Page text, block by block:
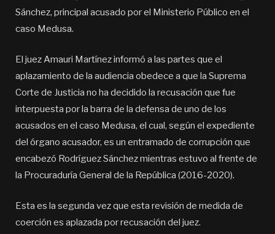
Sánchez, principal acusado por el Ministerio Público en el
caso Medusa.
El juez Amauri Martínez informó a las partes que el
aplazamiento de la audiencia obedece a que la Suprema
Corte de Justicia no ha decidido la recusación que fue
interpuesta por la barra de la defensa de uno de los
acusados en el caso Medusa, el cual, según el expediente
del órgano acusador, es un entramado de corrupción que
encabezó Rodríguez Sánchez mientras estuvo al frente de
la Procuraduría General de la República (2016-2020).
Esta es la segunda vez que esta revisión de medida de
coerción es aplazada por recusación del juez.